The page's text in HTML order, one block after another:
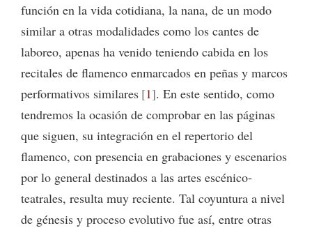
función en la vida cotidiana, la nana, de un modo
similar a otras modalidades como los cantes de
laboreo, apenas ha venido teniendo cabida en los
recitales de flamenco enmarcados en peñas y marcos
performativos similares 1 . En este sentido, como
tendremos la ocasión de comprobar en las páginas
que siguen, su integración en el repertorio del
flamenco, con presencia en grabaciones y escenarios
por lo general destinados a las artes escénico-
teatrales, resulta muy reciente. Tal coyuntura a nivel
de génesis y proceso evolutivo fue así, entre otras